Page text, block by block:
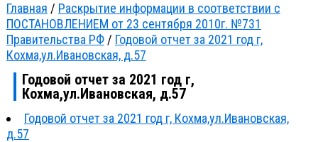
Главная / Раскрытие информации в соответствии с
ПОСТАНОВЛЕНИЕМ от 23 сентября 2010г. №731
Правительства РФ/ Годовой отчет за 2021 год г,
Кохма,ул.Ивановская, д.57
Годовой отчет за 2021 год г,
Кохма,ул.Ивановская, д.57
Годовой отчет за 2021 год г, Кохма,ул.Ивановская,
д.57